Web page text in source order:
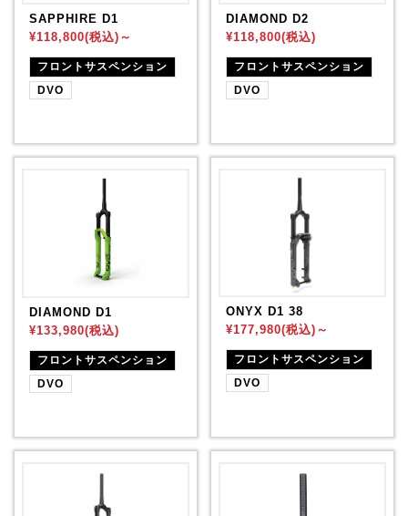
SAPPHIRE D1
¥118,800(税込)～
フロントサスペンション
DVO
DIAMOND D2
¥118,800(税込)
フロントサスペンション
DVO
DIAMOND D1
¥133,980(税込)
フロントサスペンション
DVO
ONYX D1 38
¥177,980(税込)～
フロントサスペンション
DVO